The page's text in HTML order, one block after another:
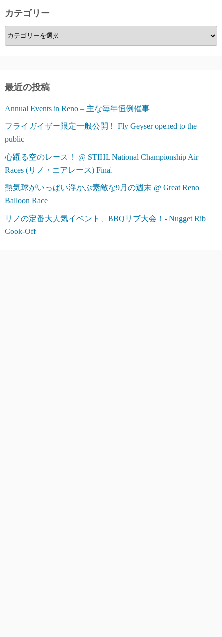
送
り
カテゴリー
カ
テ
ー
最近の投稿
Annual Events in Reno – 主な毎年恒例催事
フライガイザー限定一般公開！ Fly Geyser opened to the
public
心躍る空のレース！ @ STIHL National Championship Air
Races (リノ・エアレース) Final
熱気球がいっぱい浮かぶ素敵な9月の週末 @ Great Reno
Balloon Race
リノの定番大人気イベント、BBQリブ大会！- Nugget Rib
Cook-Off